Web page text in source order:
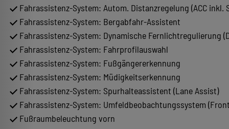
Fahrassistenz-System: Autom. Distanzregelung (ACC inkl.
Fahrassistenz-System: Bergabfahr-Assistent
Fahrassistenz-System: Dynamische Fernlichtregulierung
Fahrassistenz-System: Fahrprofilauswahl
Fahrassistenz-System: Fußgängererkennung
Fahrassistenz-System: Müdigkeitserkennung
Fahrassistenz-System: Spurhalteassistent (Lane Assist)
Fahrassistenz-System: Umfeldbeobachtungssystem
Fußraumbeleuchtung vorn